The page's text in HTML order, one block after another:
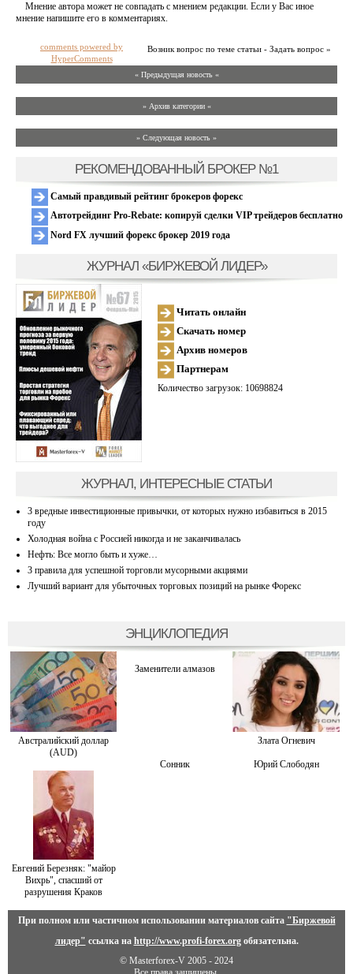
Мнение автора может не совпадать с мнением редакции. Если у Вас иное
мнение напишите его в комментариях.
Возник вопрос по теме статьи - Задать вопрос »
comments powered by
HyperComments
« Предыдущая новость «
» Архив категории «
» Следующая новость »
РЕКОМЕНДОВАННЫЙ БРОКЕР №1
Самый правдивый рейтинг брокеров форекс
Автотрейдинг Pro-Rebate: копируй сделки VIP трейдеров бесплатно
Nord FX лучший форекс брокер 2019 года
ЖУРНАЛ «БИРЖЕВОЙ ЛИДЕР»
Читать онлайн
Скачать номер
Архив номеров
Партнерам
Количество загрузок: 10698824
ЖУРНАЛ, ИНТЕРЕСНЫЕ СТАТЬИ
3 вредные инвестиционные привычки, от которых нужно избавиться в 2015
году
Холодная война с Россией никогда и не заканчивалась
Нефть: Все могло быть и хуже…
3 правила для успешной торговли мусорными акциями
Лучший вариант для убыточных торговых позиций на рынке Форекс
ЭНЦИКЛОПЕДИЯ
Австралийский доллар
(AUD)
Заменители алмазов
Злата Огневич
Сонник Юрий Слободян
Евгений Березняк: "майор
Вихрь", спасший от
разрушения Краков
При полном или частичном использовании материалов сайта "Биржевой
лидер" ссылка на http://www.profi-forex.orgобязательна.
© Masterforex-V 2005 - 2024